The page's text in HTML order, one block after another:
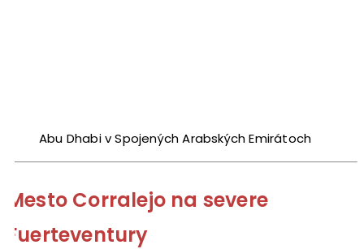
Abu Dhabi v Spojených Arabských Emirátoch
Mesto Corralejo na severe
Fuerteventury